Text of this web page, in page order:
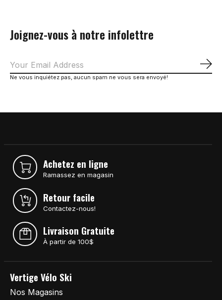
Joignez-vous à notre infolettre
Ne vous inquiétez pas, aucun spam ne vous sera envoyé!
Achetez en ligne
Ramassez en magasin
Retour facile
Contactez-nous!
Livraison Gratuite
À partir de 100$
Vertige Vélo Ski
Nos Magasins